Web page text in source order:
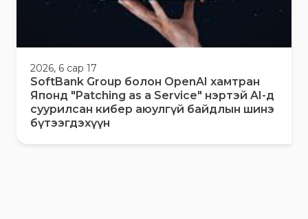
2026, 6 сар 17
SoftBank Group болон OpenAI хамтран
Японд "Patching as a Service" нэртэй AI-д
суурилсан кибер аюулгүй байдлын шинэ
бүтээгдэхүүн